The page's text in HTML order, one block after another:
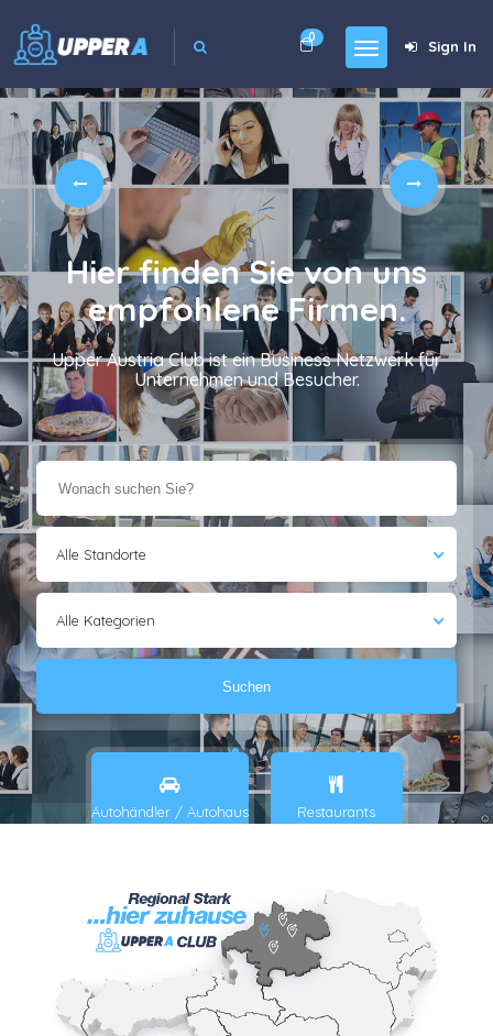
Sign In
0
Hier finden Sie von uns
empfohlene Firmen.
Upper Austria Club ist ein Business Netzwerk für
Unternehmen und Besucher.
Alle Standorte
Alle Kategorien
Suchen
Autohändler / Autohaus Restaurants
Baugewerbe Immobilien